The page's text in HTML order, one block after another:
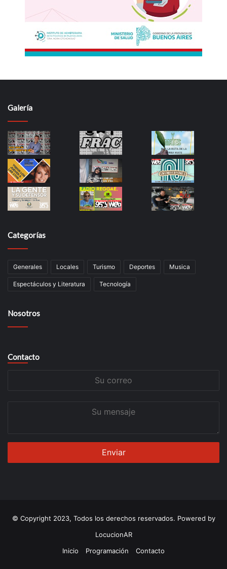
Galería
Categorías
Generales Locales Turismo Deportes Musica
Espectáculos y Literatura Tecnología
Nosotros
Contacto
© Copyright 2023, Todos los derechos reservados. Powered by
LocucionAR
Inicio
Programación Contacto